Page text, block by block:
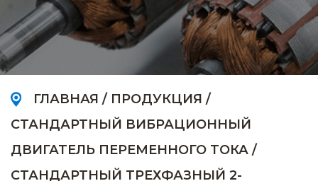
ГЛАВНАЯ / ПРОДУКЦИЯ /
СТАНДАРТНЫЙ ВИБРАЦИОННЫЙ
ДВИГАТЕЛЬ ПЕРЕМЕННОГО ТОКА /
СТАНДАРТНЫЙ ТРЕХФАЗНЫЙ 2-